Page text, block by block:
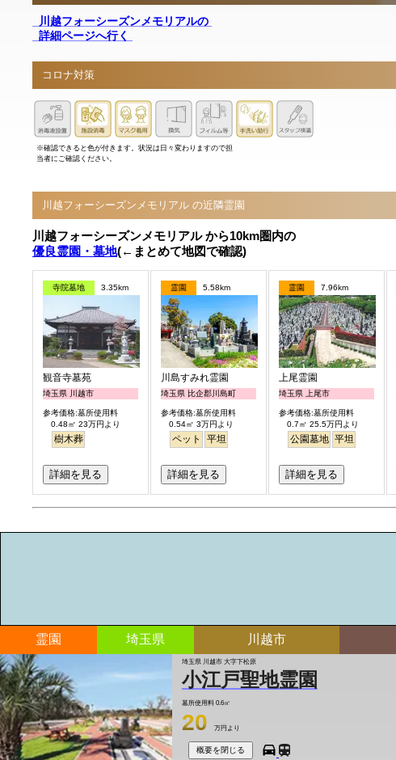
川越フォーシーズンメモリアルの
詳細ページへ行く
コロナ対策
※確認できると色が付きます。状況は日々変わりますので担
当者にご確認ください。
川越フォーシーズンメモリアル の近隣霊園
川越フォーシーズンメモリアル から10km圏内の
優良霊園・墓地(←まとめて地図で確認)
寺院墓地 3.35km
観音寺墓苑
埼玉県 川越市
参考価格:墓所使用料
0.48㎡ 23万円より
樹木葬
詳細を見る
霊園 5.58km
川島すみれ霊園
埼玉県 比企郡川島町
参考価格:墓所使用料
0.54㎡ 3万円より
ペット 平坦
詳細を見る
霊園 7.96km
上尾霊園
埼玉県 上尾市
参考価格:墓所使用料
0.7㎡ 25.5万円より
公園墓地 平坦
詳細を見る
霊園 埼玉県 川越市
埼玉県 川越市 大字下松原
小江戸聖地霊園
墓所使用料 0.6㎡
20 万円より
概要を閉じる